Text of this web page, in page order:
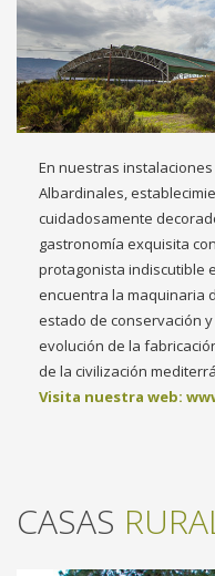
En nuestras
Albardinales,
cuidadosamente
gastronomía exquisita
protagonista indiscutible
encuentra la maquinaria
estado de conservación
evolución de la
de la civilización
Visita nuestra web:
CASAS